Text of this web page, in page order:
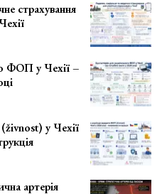
страхування
ФОП у Чехії –
у Чехії
артерія